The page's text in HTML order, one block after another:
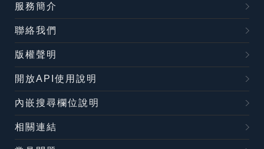
服務簡介
聯絡我們
版權聲明
開放API使用說明
內嵌搜尋欄位說明
相關連結